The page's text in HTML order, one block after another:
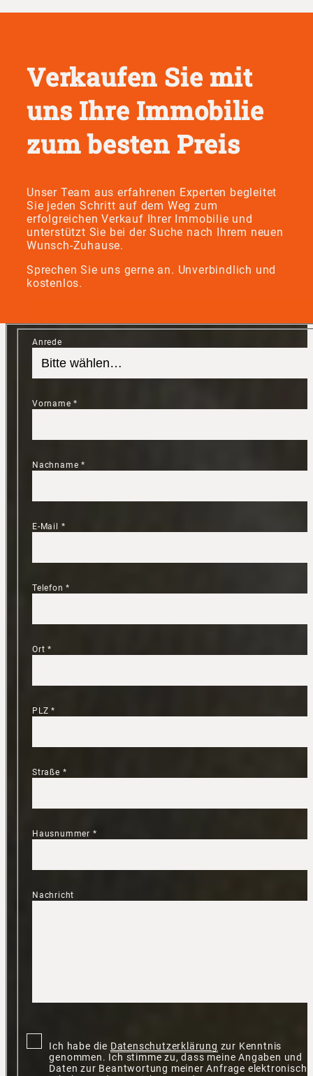
Verkaufen Sie mit
uns Ihre Immobilie
zum besten Preis
Unser Team aus erfahrenen Experten begleitet
Sie jeden Schritt auf dem Weg zum
erfolgreichen Verkauf Ihrer Immobilie und
unterstützt Sie bei der Suche nach Ihrem neuen
Wunsch-Zuhause.
Sprechen Sie uns gerne an. Unverbindlich und
kostenlos.
Anrede
Vorname*
Nachname*
E-Mail *
Telefon*
Ort*
PLZ*
Straße *
Hausnummer *
Nachricht
Ich habe die Datenschutzerklärung zur Kenntnis
genommen. Ich stimme zu, dass meine Angaben und
Daten zur Beantwortung meiner Anfrage elektronisch